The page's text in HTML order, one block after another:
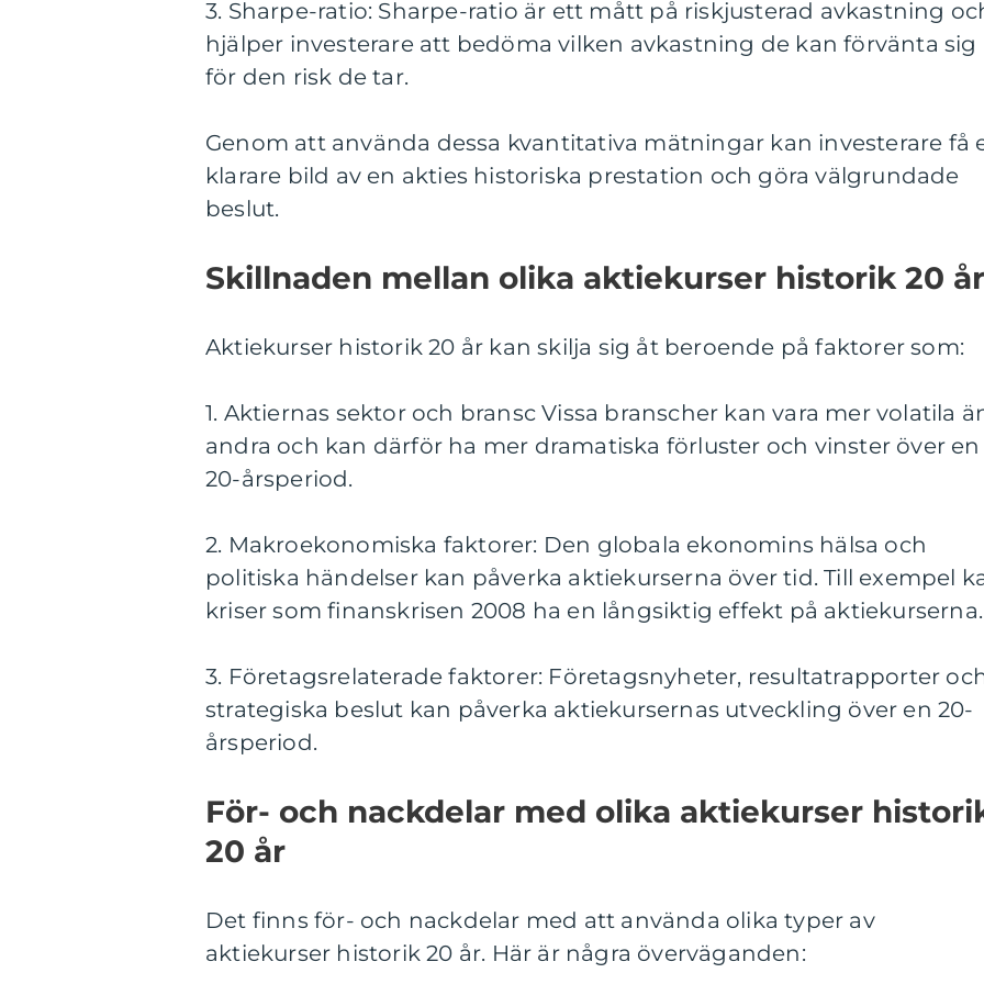
3. Sharpe-ratio: Sharpe-ratio är ett mått på riskjusterad avkastning
hjälper investerare att bedöma vilken avkastning de kan förvänta sig
för den risk de tar.
Genom att använda dessa kvantitativa mätningar kan investerare få
klarare bild av en akties historiska prestation och göra välgrundade
beslut.
Skillnaden mellan olika aktiekurser historik 20 år
Aktiekurser historik 20 år kan skilja sig åt beroende på faktorer som:
1. Aktiernas sektor och bransc Vissa branscher kan vara mer volatila
andra och kan därför ha mer dramatiska förluster och vinster över en
20-årsperiod.
2. Makroekonomiska faktorer: Den globala ekonomins hälsa och
politiska händelser kan påverka aktiekurserna över tid. Till exempel
kriser som finanskrisen 2008 ha en långsiktig effekt på aktiekurserna.
3. Företagsrelaterade faktorer: Företagsnyheter, resultatrapporter
strategiska beslut kan påverka aktiekursernas utveckling över en 20-
årsperiod.
För- och nackdelar med olika aktiekurser
20 år
Det finns för- och nackdelar med att använda olika typer av
aktiekurser historik 20 år. Här är några överväganden: